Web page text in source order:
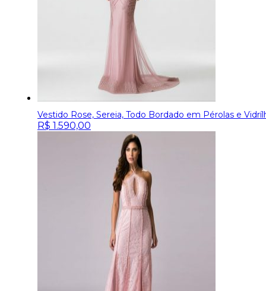
Vestido Rose, Sereia, Todo Bordado em Pérolas e
R$ 1.590,00